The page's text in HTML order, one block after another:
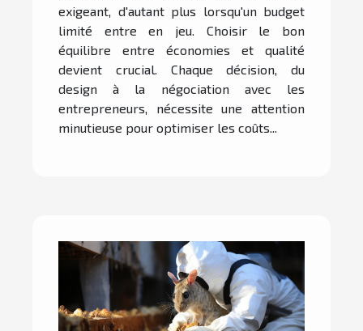
exigeant, d'autant plus lorsqu'un budget
limité entre en jeu. Choisir le bon
équilibre entre économies et qualité
devient crucial. Chaque décision, du
design à la négociation avec les
entrepreneurs, nécessite une attention
minutieuse pour optimiser les coûts...